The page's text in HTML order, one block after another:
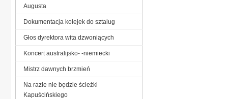
Augusta
Dokumentacja kolejek do sztalug
Głos dyrektora wita dzwoniących
Koncert australijsko- -niemiecki
Mistrz dawnych brzmień
Na razie nie będzie ścieżki
Kapuścińskiego